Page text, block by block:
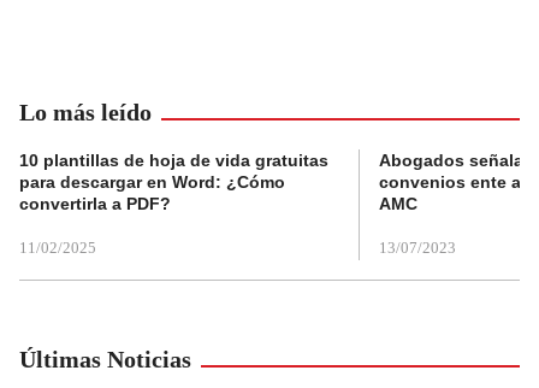
Lo más leído
10 plantillas de hoja de vida gratuitas
para descargar en Word: ¿Cómo
convertirla a PDF?
11/02/2025
Abogados
convenios ente
AMC
13/07/2023
Últimas Noticias